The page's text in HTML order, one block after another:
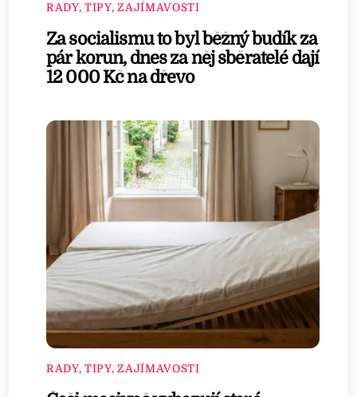
RADY, TIPY, ZAJÍMAVOSTI
Za socialismu to byl běžný budík za
pár korun, dnes za něj sběratelé dají
12 000 Kč na dřevo
RADY, TIPY, ZAJÍMAVOSTI